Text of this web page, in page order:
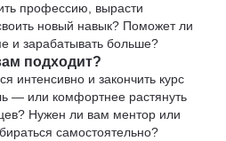
профессию, вырасти
новый навык? Поможет ли
и зарабатывать больше?
подходит?
интенсивно и закончить курс
— или комфортнее растянуть
Нужен ли вам ментор или
самостоятельно?